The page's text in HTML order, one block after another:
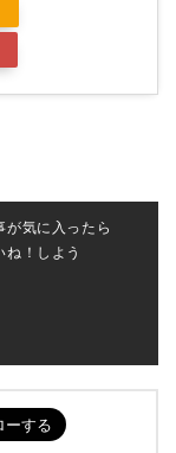
が気に入ったら
ね！しよう